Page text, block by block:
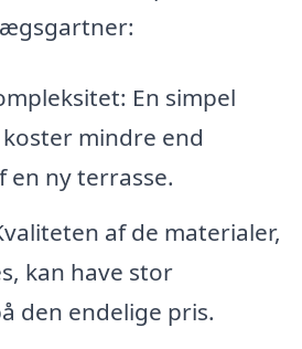
En simpel
mindre end
ny terrasse.
af de materialer,
kan have stor
den endelige pris.